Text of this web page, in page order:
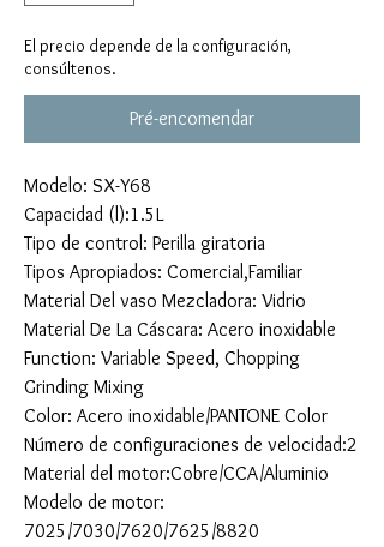
El precio depende de la configuración,
consúltenos.
Pré-encomendar
Modelo: SX-Y68
Capacidad (l):1.5L
Tipo de control: Perilla giratoria
Tipos Apropiados: Comercial,Familiar
Material Del vaso Mezcladora: Vidrio
Material De La Cáscara: Acero inoxidable
Function: Variable Speed, Chopping
Grinding Mixing
Color: Acero inoxidable/PANTONE Color
Número de configuraciones de velocidad:2
Material del motor:Cobre/CCA/Aluminio
Modelo de motor:
7025/7030/7620/7625/8820